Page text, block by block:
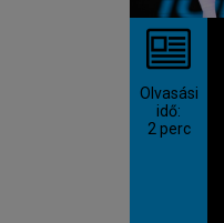
Olvasási
idő:
2 perc